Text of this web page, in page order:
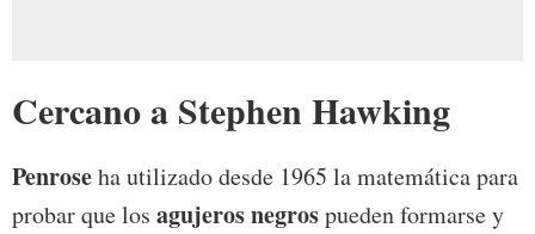
Cercano a Stephen Hawking
Penroseha utilizado desde 1965 la matemática para
probar que los agujeros negrospueden formarse y